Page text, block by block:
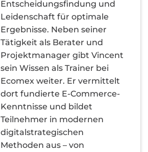
Entscheidungsfindung und
Leidenschaft für optimale
Ergebnisse. Neben seiner
Tätigkeit als Berater und
Projektmanager gibt Vincent
sein Wissen als Trainer bei
Ecomex weiter. Er vermittelt
dort fundierte E-Commerce-
Kenntnisse und bildet
Teilnehmer in modernen
digitalstrategischen
Methoden aus – von